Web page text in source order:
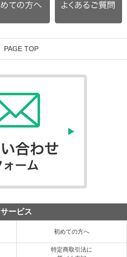
PAGE TOP
サービス
初めての方へ
特定商取引法に